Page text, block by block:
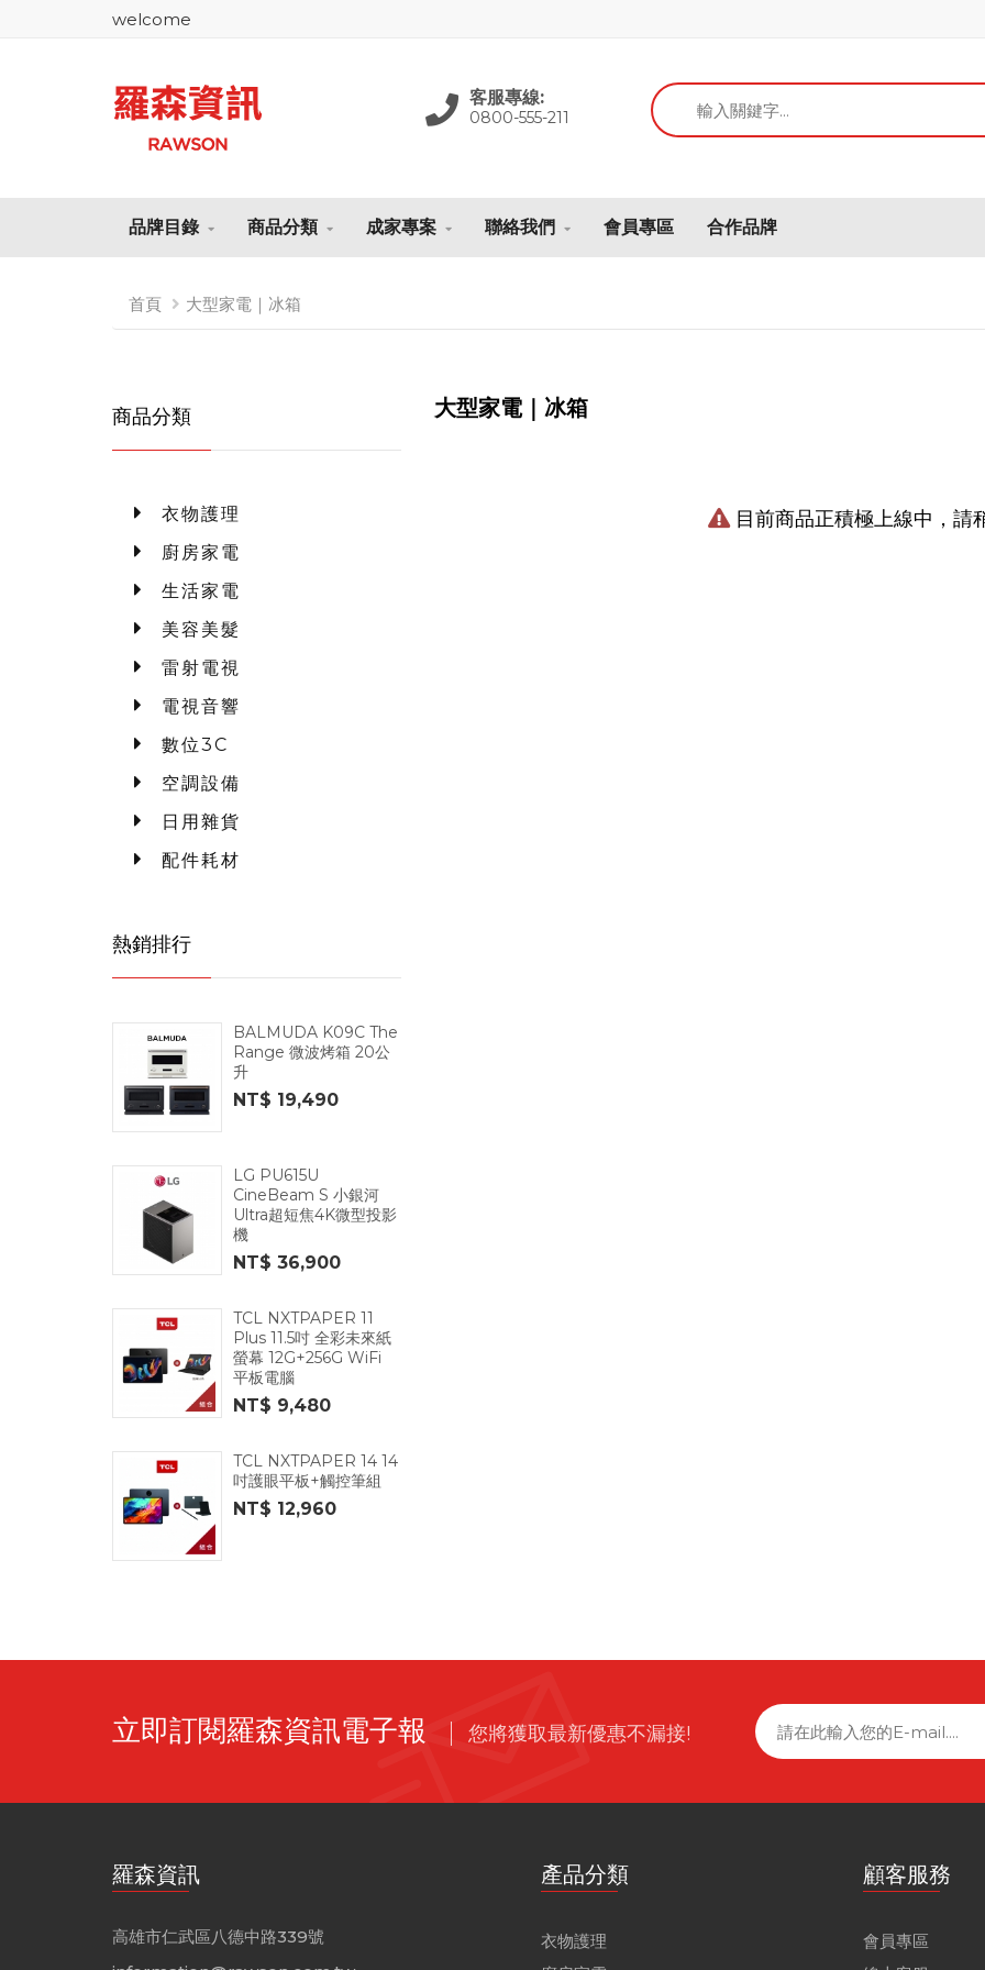
welcome
客服專線:
0800-555-211
品牌目錄 商品分類 成家專案 聯絡我們 會員專區 合作品牌
首頁 大型家電｜冰箱
商品分類
衣物護理
廚房家電
生活家電
美容美髮
雷射電視
電視音響
數位3C
空調設備
日用雜貨
配件耗材
熱銷排行
BALMUDA K09C The
Range 微波烤箱 20公
升
NT$ 19,490
LG PU615U
CineBeam S 小銀河
Ultra超短焦4K微型投影
機
NT$ 36,900
TCL NXTPAPER 11
Plus 11.5吋 全彩未來紙
螢幕 12G+256G WiFi
平板電腦
NT$ 9,480
TCL NXTPAPER 14 14
吋護眼平板+觸控筆組
NT$ 12,960
大型家電｜冰箱
目前商品正積極上線中，請
立即訂閱羅森資訊電子報 您將獲取最新優惠不漏接!
羅森資訊
高雄市仁武區八德中路339號
產品分類
衣物護理
顧客服務
會員專區